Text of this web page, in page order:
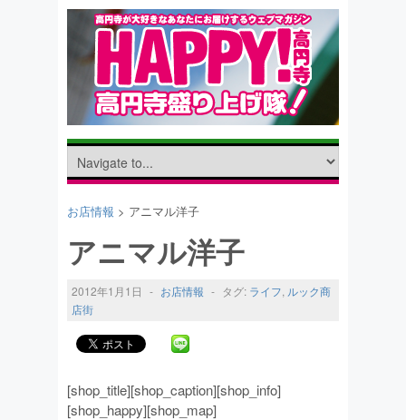
お店情報 > アニマル洋子
アニマル洋子
2012年1月1日 - お店情報 - タグ: ライフ, ルック商
店街
[shop_title][shop_caption][shop_info]
[shop_happy][shop_map]